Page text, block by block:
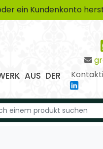
ein Kundenkonto
AUS DER